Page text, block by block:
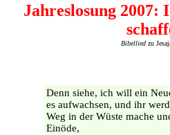
Jahreslosung 2007:
Bibellied zu
Denn siehe, ich will ein
es aufwachsen, und ihr
Weg in der Wüste mache
Einöde,